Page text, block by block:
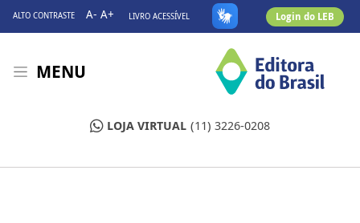
ALTO CONTRASTE A- A+ LIVRO ACESSÍVEL Login do LEB
MENU
LOJA VIRTUAL (11) 3226-0208